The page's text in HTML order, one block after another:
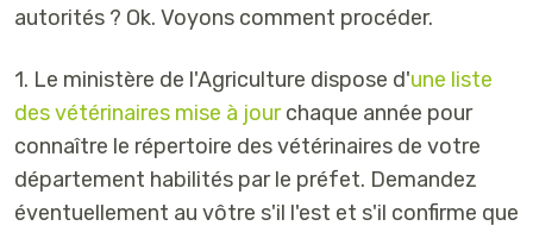
autorités ? Ok. Voyons comment procéder.
1. Le ministère de l'Agriculture dispose d'une liste
des vétérinaires mise à jourchaque année pour
connaître le répertoire des vétérinaires de votre
département habilités par le préfet. Demandez
éventuellement au vôtre s'il l'est et s'il confirme que